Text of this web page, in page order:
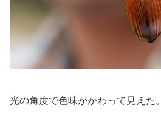
光の角度で色味がかわって見えた。